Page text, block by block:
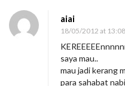
aiai
18/05/2012 at 13:08
saya mau..
mau jadi kerang
para sahabat nabi